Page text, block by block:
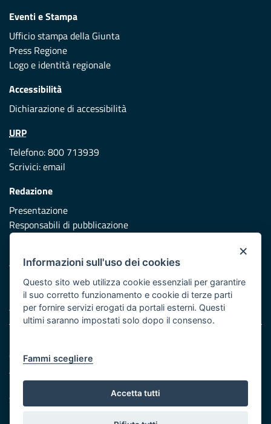
Eventi e Stampa
Ufficio stampa della Giunta
Press Regione
Logo e identità regionale
Accessibilità
Dichiarazione di accessibilità
URP
Telefono: 800 713939
Scrivici:email
Redazione
Presentazione
Responsabili di pubblicazione
Vai al sito di Protezione Civile Puglia
Iniziativa finanziata con risorse del POR Puglia 2014/2020 -
Asse XI
Cookie e privacy
Atti di notifica
Feed RSS
Servizi Intranet
×
Informazioni sull'uso dei cookies
Questo sito web utilizza cookie essenziali per garantire
il suo corretto funzionamento e cookie di terze parti
per fornire servizi erogati da portali esterni. Questi
ultimi saranno impostati solo dopo il consenso.
Fammi scegliere
Accetta tutti